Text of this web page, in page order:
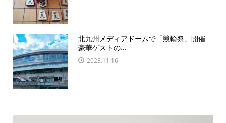
北九州メディアドームで「競輪祭」開催
豪華ゲストの...
2023.11.16